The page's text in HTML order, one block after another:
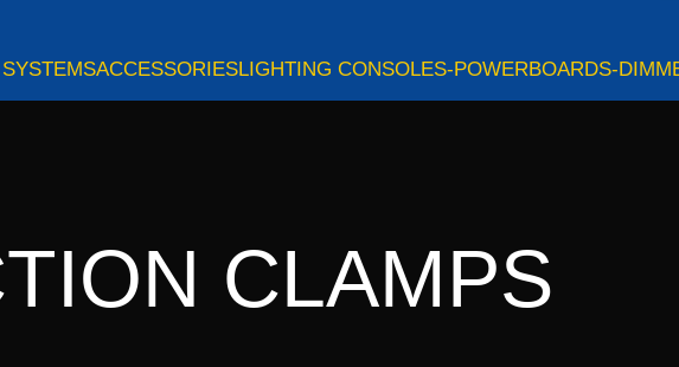
ACCESSORIESLIGHTING CONSOLES-POWERBOARDS-
CLAMPS